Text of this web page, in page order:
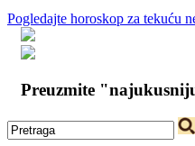
Pogledajte horoskop za tekuću
Preuzmite